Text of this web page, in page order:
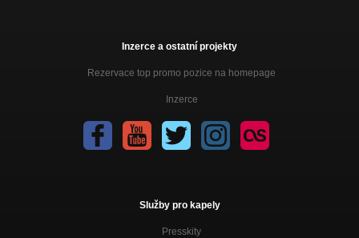
Inzerce a ostatní projekty
Rezervace top promo pozice na homepage
Inzerce
Služby pro kapely
Presskity